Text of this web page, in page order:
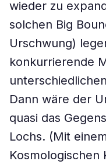
wieder zu
solchen Big
Urschwung)
konkurrierende
Dann wäre der
quasi das
Lochs. (Mit
Kosmologischen